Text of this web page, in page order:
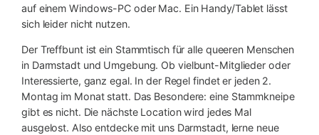
auf einem Windows-PC oder Mac. Ein Handy/Tablet lässt
sich leider nicht nutzen.
Der Treffbunt ist ein Stammtisch für alle queeren Menschen
in Darmstadt und Umgebung. Ob vielbunt-Mitglieder oder
Interessierte, ganz egal. In der Regel findet er jeden 2.
Montag im Monat statt. Das Besondere: eine Stammkneipe
gibt es nicht. Die nächste Location wird jedes Mal
ausgelost. Also entdecke mit uns Darmstadt, lerne neue